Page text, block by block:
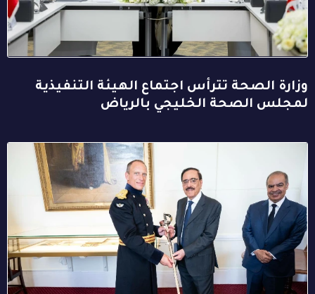
وزارة الصحة تترأس اجتماع الهيئة التنفيذية
لمجلس الصحة الخليجي بالرياض